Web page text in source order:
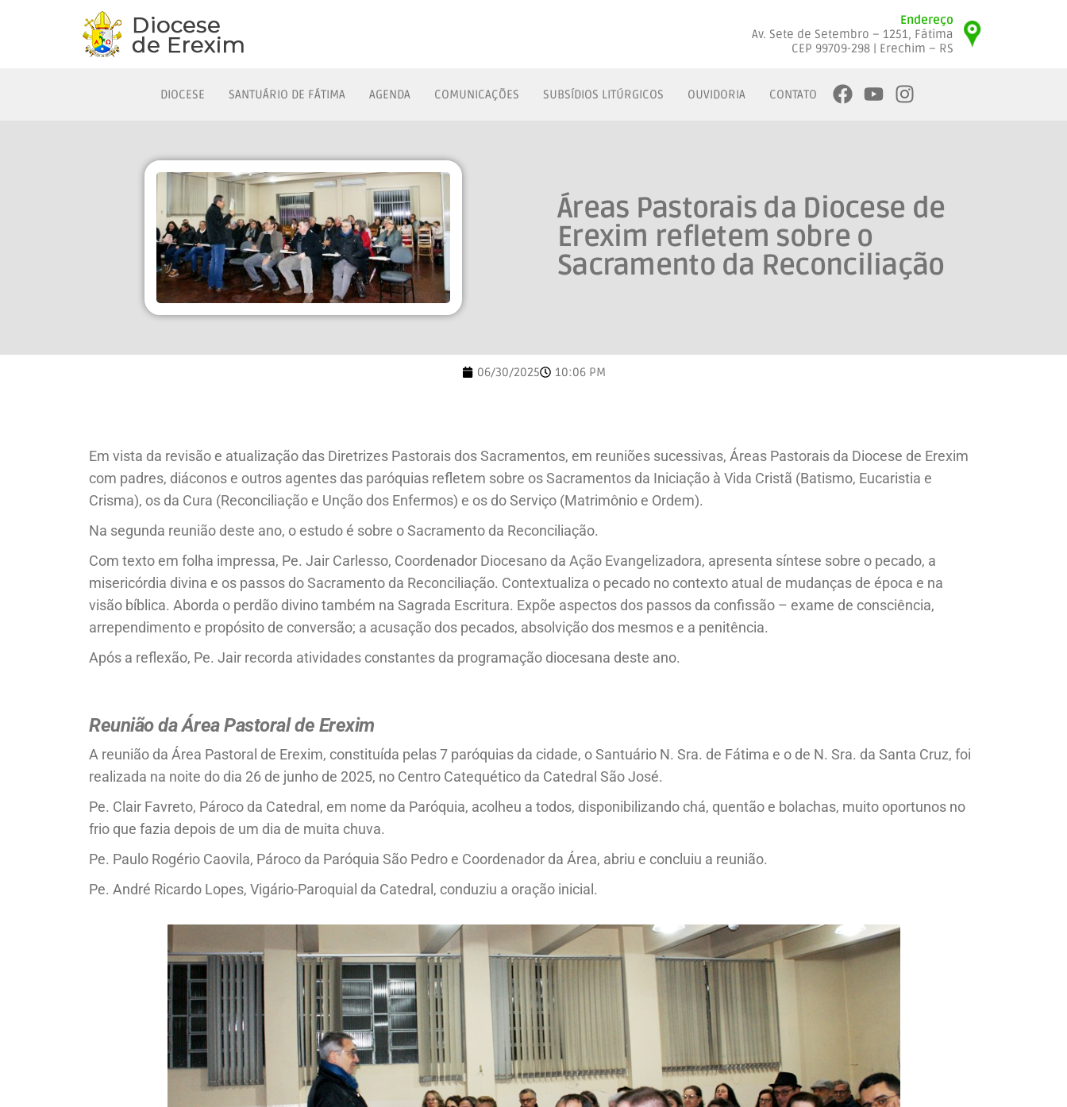
Endereço
Av. Sete de Setembro – 1251, Fátima
CEP 99709-298 | Erechim – RS
DIOCESE SANTUÁRIO DE FÁTIMA AGENDA COMUNICAÇÕES SUBSÍDIOS LITÚRGICOS OUVIDORIA CONTATO
Áreas Pastorais da Diocese de
Erexim refletem sobre o
Sacramento da Reconciliação
06/30/2025 10:06 PM
Em vista da revisão e atualização das Diretrizes Pastorais dos Sacramentos, em reuniões sucessivas, Áreas Pastorais da Diocese de Erexim
com padres, diáconos e outros agentes das paróquias refletem sobre os Sacramentos da Iniciação à Vida Cristã (Batismo, Eucaristia e
Crisma), os da Cura (Reconciliação e Unção dos Enfermos) e os do Serviço (Matrimônio e Ordem).
Na segunda reunião deste ano, o estudo é sobre o Sacramento da Reconciliação.
Com texto em folha impressa, Pe. Jair Carlesso, Coordenador Diocesano da Ação Evangelizadora, apresenta síntese sobre o pecado, a
misericórdia divina e os passos do Sacramento da Reconciliação. Contextualiza o pecado no contexto atual de mudanças de época e na
visão bíblica. Aborda o perdão divino também na Sagrada Escritura. Expõe aspectos dos passos da confissão – exame de consciência,
arrependimento e propósito de conversão; a acusação dos pecados, absolvição dos mesmos e a penitência.
Após a reflexão, Pe. Jair recorda atividades constantes da programação diocesana deste ano.
Reunião da Área Pastoral de Erexim
A reunião da Área Pastoral de Erexim, constituída pelas 7 paróquias da cidade, o Santuário N. Sra. de Fátima e o de N. Sra. da Santa Cruz, foi
realizada na noite do dia 26 de junho de 2025, no Centro Catequético da Catedral São José.
Pe. Clair Favreto, Pároco da Catedral, em nome da Paróquia, acolheu a todos, disponibilizando chá, quentão e bolachas, muito oportunos no
frio que fazia depois de um dia de muita chuva.
Pe. Paulo Rogério Caovila, Pároco da Paróquia São Pedro e Coordenador da Área, abriu e concluiu a reunião.
Pe. André Ricardo Lopes, Vigário-Paroquial da Catedral, conduziu a oração inicial.